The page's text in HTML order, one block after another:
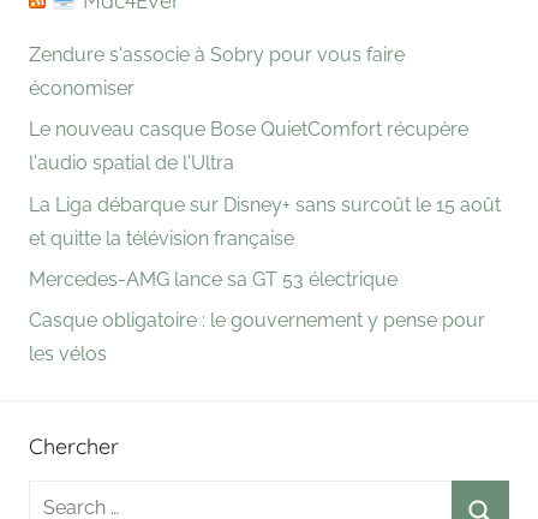
Zendure s'associe à Sobry pour vous faire
économiser
Le nouveau casque Bose QuietComfort récupère
l'audio spatial de l'Ultra
La Liga débarque sur Disney+ sans surcoût le 15 août
et quitte la télévision française
Mercedes-AMG lance sa GT 53 électrique
Casque obligatoire : le gouvernement y pense pour
les vélos
Chercher
Search